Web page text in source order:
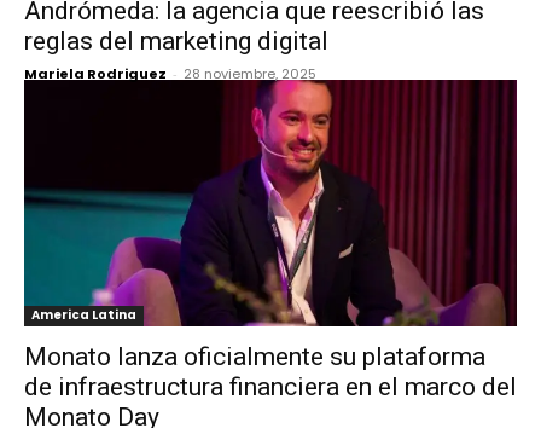
Andrómeda: la agencia que reescribió las
reglas del marketing digital
Mariela Rodriguez - 28 noviembre, 2025
America Latina
Monato lanza oficialmente su plataforma
de infraestructura financiera en el marco del
Monato Day